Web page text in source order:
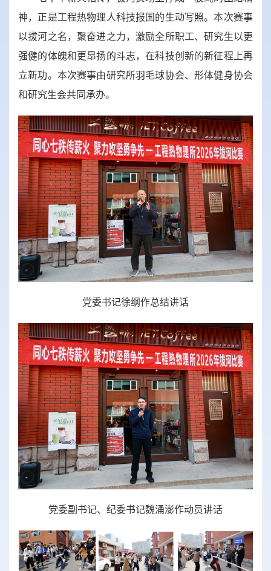
神，正是工程热物理人科技报国的生动写照。本次赛事
以拔河之名，聚奋进之力，激励全所职工、研究生以更
强健的体魄和更昂扬的斗志，在科技创新的新征程上再
立新功。本次赛事由研究所羽毛球协会、形体健身协会
和研究生会共同承办。
党委书记徐纲作总结讲话
党委副书记、纪委书记魏涌澎作动员讲话